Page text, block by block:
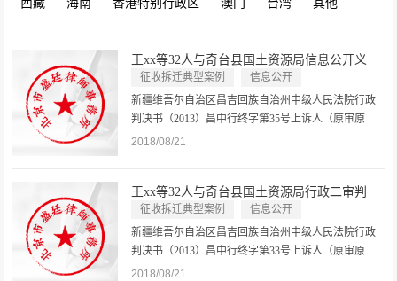
西藏
海南 香港特别行政区 澳门 台湾 其他
王xx等32人与奇台县国土资源局信息公开义
务...
征收拆迁典型案例
信息公开
新疆维吾尔自治区昌吉回族自治州中级人民法院行政
判决书（2013）昌中行终字第35号上诉人（原审原
告）：王xx，男，汉族。上诉人（原审原告）：范
上诉人（原审原告）：马xx，男，回族...
2018/08/21
王xx等32人与奇台县国土资源局行政二审判
决...
征收拆迁典型案例
信息公开
新疆维吾尔自治区昌吉回族自治州中级人民法院行政
判决书（2013）昌中行终字第33号上诉人（原审原
告）：王xx，男，汉族。上诉人（原审原告）：范
2018/08/21